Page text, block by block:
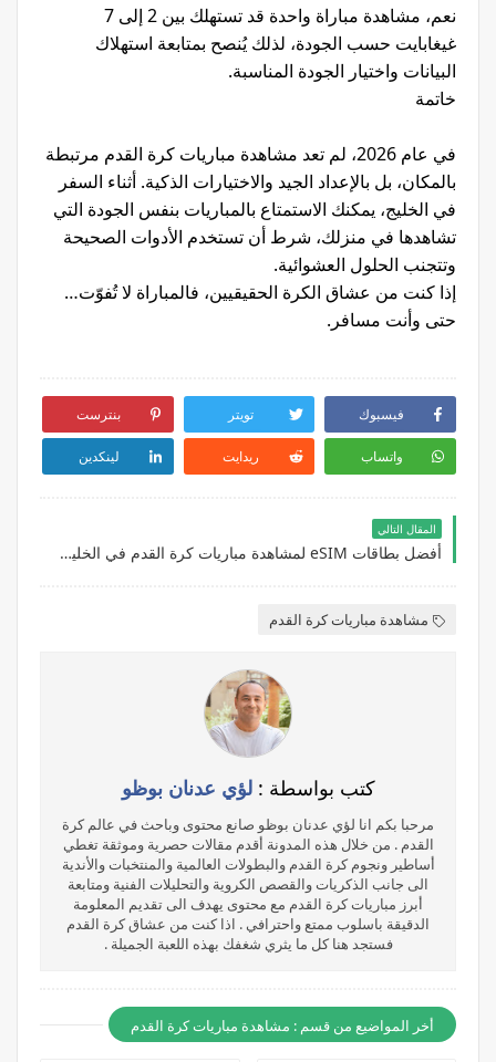
نعم، مشاهدة مباراة واحدة قد تستهلك بين 2 إلى 7
غيغابايت حسب الجودة، لذلك يُنصح بمتابعة استهلاك
البيانات واختيار الجودة المناسبة.
خاتمة
في عام 2026، لم تعد مشاهدة مباريات كرة القدم مرتبطة
بالمكان، بل بالإعداد الجيد والاختيارات الذكية. أثناء السفر
في الخليج، يمكنك الاستمتاع بالمباريات بنفس الجودة التي
تشاهدها في منزلك، شرط أن تستخدم الأدوات الصحيحة
وتتجنب الحلول العشوائية.
إذا كنت من عشاق الكرة الحقيقيين، فالمباراة لا تُفوّت…
حتى وأنت مسافر.
فيسبوك تويتر بنترست
واتساب ريدايت لينكدين
المقال التالي
أفضل بطاقات eSIM لمشاهدة مباريات كرة القدم في الخليج 2026 بدون تقطيع
مشاهدة مباريات كرة القدم
كتب بواسطة :لؤي عدنان بوظو
مرحبا بكم انا لؤي عدنان بوظو صانع محتوى وباحث في عالم كرة
القدم . من خلال هذه المدونة أقدم مقالات حصرية وموثقة تغطي
أساطير ونجوم كرة القدم والبطولات العالمية والمنتخبات والأندية
الى جانب الذكريات والقصص الكروية والتحليلات الفنية ومتابعة
أبرز مباريات كرة القدم مع محتوى يهدف الى تقديم المعلومة
الدقيقة باسلوب ممتع واحترافي . اذا كنت من عشاق كرة القدم
فستجد هنا كل ما يثري شغفك بهذه اللعبة الجميلة .
أخر المواضيع من قسم : مشاهدة مباريات كرة القدم